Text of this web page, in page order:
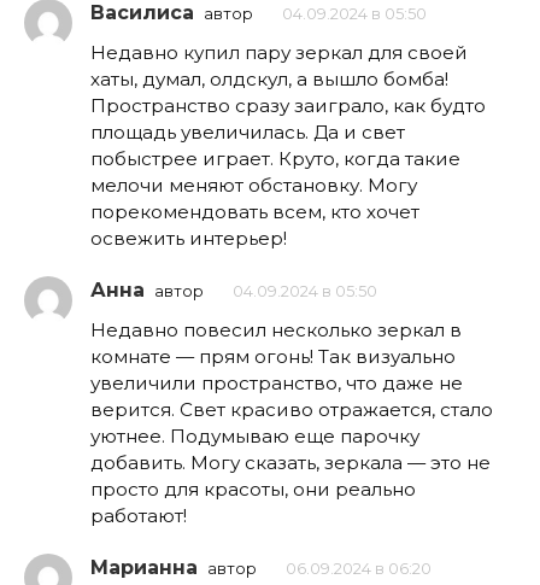
Василиса автор 04.09.2024 в 05:50
Недавно купил пару зеркал для своей
хаты, думал, олдскул, а вышло бомба!
Пространство сразу заиграло, как будто
площадь увеличилась. Да и свет
побыстрее играет. Круто, когда такие
мелочи меняют обстановку. Могу
порекомендовать всем, кто хочет
освежить интерьер!
Анна автор 04.09.2024 в 05:50
Недавно повесил несколько зеркал в
комнате — прям огонь! Так визуально
увеличили пространство, что даже не
верится. Свет красиво отражается, стало
уютнее. Подумываю еще парочку
добавить. Могу сказать, зеркала — это не
просто для красоты, они реально
работают!
Марианна автор 06.09.2024 в 06:20